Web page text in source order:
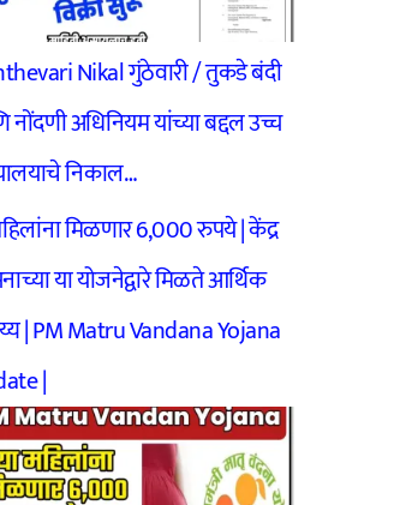
Nikal गुंठेवारी / तुकडे बंदी
अधिनियम यांच्या बद्दल उच्च
निकाल…
मिळणार 6,000 रुपये | केंद्र
या योजनेद्वारे मिळते आर्थिक
| PM Matru Vandana Yojana
|